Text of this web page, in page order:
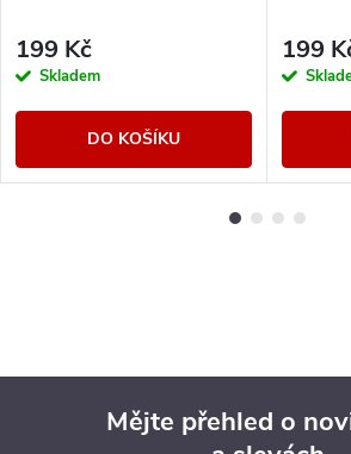
199 Kč
Skladem
DO KOŠÍKU
199
Mějte přehled o